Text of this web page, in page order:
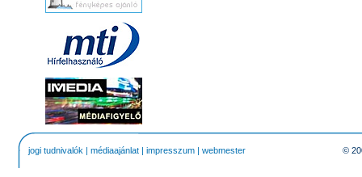
jogi tudnivalók | médiaajánlat | impresszum | webmester ©